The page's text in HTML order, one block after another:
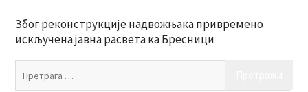
Због реконструкције надвожњака привремено
искључена јавна расвета ка Бресници